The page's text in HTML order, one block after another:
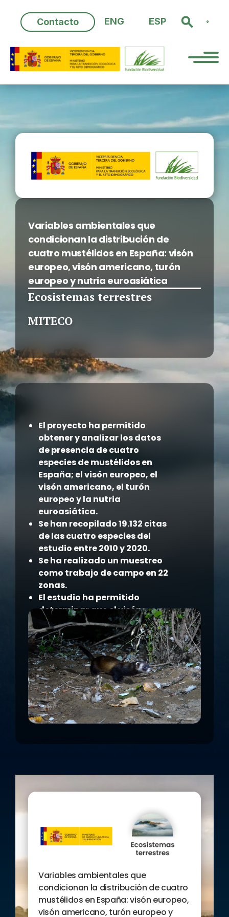
content
Contacto ENG ESP
Variables ambientales que
condicionan la distribución de
cuatro mustélidos en España: visón
europeo, visón americano, turón
europeo y nutria euroasiática
Ecosistemas terrestres
MITECO
El proyecto ha permitido
obtener y analizar los datos
de presencia de cuatro
especies de mustélidos en
España; el visón europeo, el
visón americano, el turón
europeo y la nutria
euroasiática.
Se han recopilado 19.132 citas
de las cuatro especies del
estudio entre 2010 y 2020.
Se ha realizado un muestreo
como trabajo de campo en 22
zonas.
El estudio ha permitido
determinar que el visón
europeo es la especie más
afectada por la presencia del
visón americano siendo su
porcentaje de afección de
90,4 %, frente al 4,0 % en el
turón europeo y del 71,8 % en
la nutria euroasiática.
Variables ambientales que
condicionan la distribución de cuatro
mustélidos en España: visón europeo,
visón americano, turón europeo y